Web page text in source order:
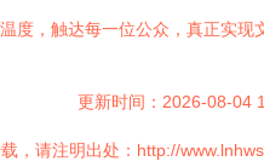
，触达每一位公众，真正实现
更新时间：2026-08-04
，请注明出处：http://